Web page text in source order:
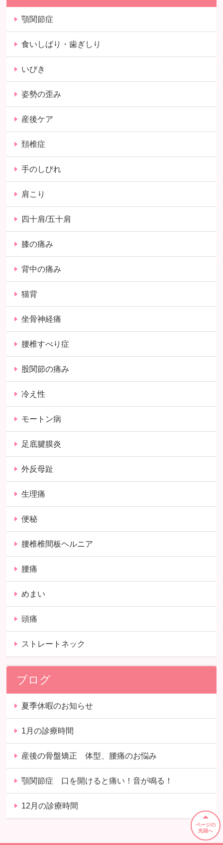
顎関節症
食いしばり・歯ぎしり
いびき
姿勢の歪み
産後ケア
頚椎症
手のしびれ
肩こり
四十肩/五十肩
膝の痛み
背中の痛み
猫背
坐骨神経痛
腰椎すべり症
股関節の痛み
冷え性
モートン病
足底腱膜炎
外反母趾
生理痛
便秘
腰椎椎間板ヘルニア
腰痛
めまい
頭痛
ストレートネック
ブログ
夏季休暇のお知らせ
1月の診療時間
産後の骨盤矯正 体型、腰痛のお悩み
顎関節症 口を開けると痛い！音が鳴る！
12月の診療時間
ページの
先頭へ